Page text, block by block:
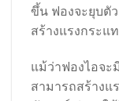
ขึ้น ฟองจะยุบตัว
สร้างแรงกระแ
แม้ว่าฟองไอจะ
สามารถสร้างแ